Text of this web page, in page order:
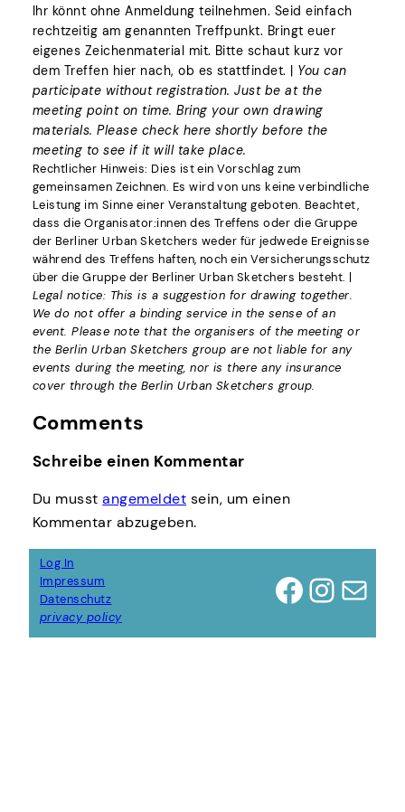
Ihr könnt ohne Anmeldung teilnehmen. Seid einfach
rechtzeitig am genannten Treffpunkt. Bringt euer
eigenes Zeichenmaterial mit. Bitte schaut kurz vor
dem Treffen hier nach, ob es stattfindet. | You can
participate without registration. Just be at the
meeting point on time. Bring your own drawing
materials. Please check here shortly before the
meeting to see if it will take place.
Rechtlicher Hinweis: Dies ist ein Vorschlag zum
gemeinsamen Zeichnen. Es wird von uns keine verbindliche
Leistung im Sinne einer Veranstaltung geboten. Beachtet,
dass die Organisator:innen des Treffens oder die Gruppe
der Berliner Urban Sketchers weder für jedwede Ereignisse
während des Treffens haften, noch ein Versicherungsschutz
über die Gruppe der Berliner Urban Sketchers besteht. |
Legal notice: This is a suggestion for drawing together.
We do not offer a binding service in the sense of an
event. Please note that the organisers of the meeting or
the Berlin Urban Sketchers group are not liable for any
events during the meeting, nor is there any insurance
cover through the Berlin Urban Sketchers group.
Comments
Schreibe einen Kommentar
Du musstangemeldet sein, um einen
Kommentar abzugeben.
Log In
Impressum
Datenschutz
privacy policy
Facebook InstagramE-Mail